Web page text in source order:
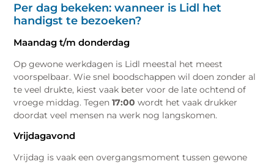
Per dag bekeken: wanneer is Lidl het
handigst te bezoeken?
Maandag t/m donderdag
Op gewone werkdagen is Lidl meestal het meest
voorspelbaar. Wie snel boodschappen wil doen zonder al
te veel drukte, kiest vaak beter voor de late ochtend of
vroege middag. Tegen17:00 wordt het vaak drukker
doordat veel mensen na werk nog langskomen.
Vrijdagavond
Vrijdag is vaak een overgangsmoment tussen gewone